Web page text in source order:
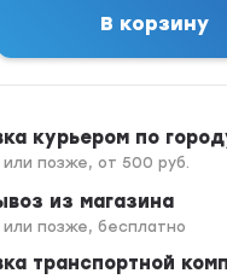
В корзину
курьером по
позже, от 500 руб.
из магазина
позже, бесплатно
транспортной